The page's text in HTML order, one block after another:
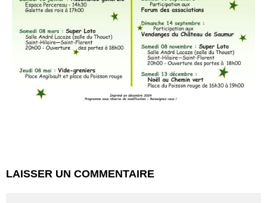
LAISSER UN COMMENTAIRE